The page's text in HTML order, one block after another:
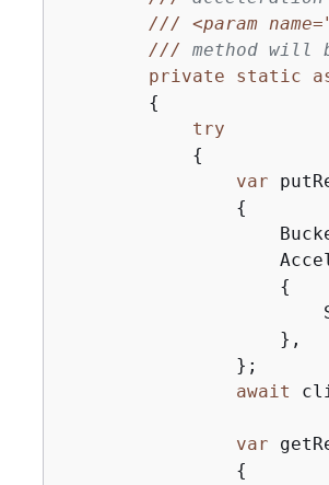
///
<param
/// method will
private
static
{
try
{
var
{
{
                    },
                };
await
var
{